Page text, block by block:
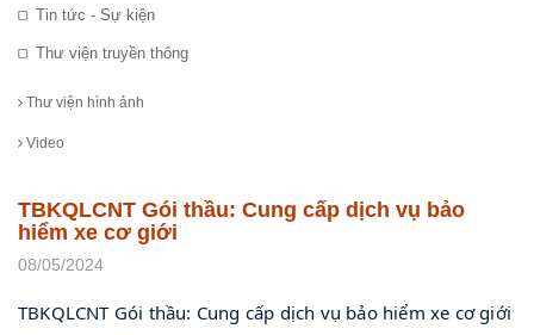
Tin tức - Sự kiện
Thư viện truyền thông
Thư viện hình ảnh
Video
TBKQLCNT Gói thầu: Cung cấp dịch vụ bảo
hiểm xe cơ giới
08/05/2024
TBKQLCNT Gói thầu: Cung cấp dịch vụ bảo hiểm xe cơ giới